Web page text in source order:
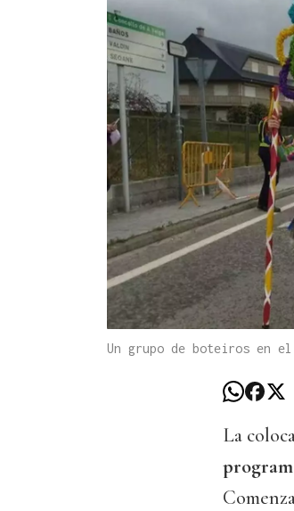
Un grupo de boteiros en
La